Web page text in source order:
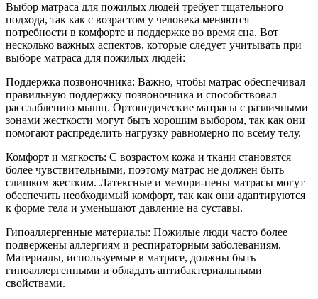
Выбор матраса для пожилых людей требует тщательного
подхода, так как с возрастом у человека меняются
потребности в комфорте и поддержке во время сна. Вот
несколько важных аспектов, которые следует учитывать при
выборе матраса для пожилых людей:
Поддержка позвоночника: Важно, чтобы матрас обеспечивал
правильную поддержку позвоночника и способствовал
расслаблению мышц. Ортопедические матрасы с различными
зонами жесткости могут быть хорошим выбором, так как они
помогают распределить нагрузку равномерно по всему телу.
Комфорт и мягкость: С возрастом кожа и ткани становятся
более чувствительными, поэтому матрас не должен быть
слишком жестким. Латексные и мемори-пены матрасы могут
обеспечить необходимый комфорт, так как они адаптируются
к форме тела и уменьшают давление на суставы.
Гипоаллергенные материалы: Пожилые люди часто более
подвержены аллергиям и респираторным заболеваниям.
Материалы, используемые в матрасе, должны быть
гипоаллергенными и обладать антибактериальными
свойствами.